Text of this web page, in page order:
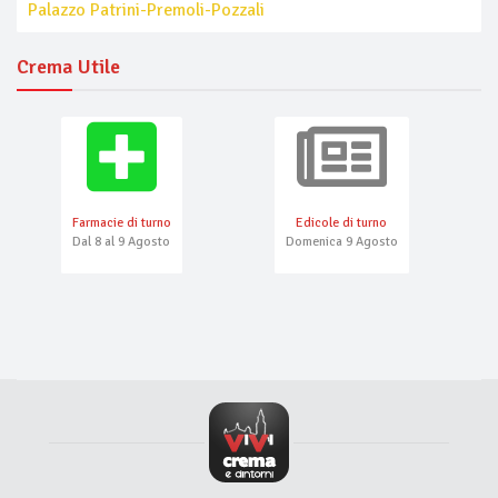
Palazzo Patrini-Premoli-Pozzali
Crema Utile
Farmacie di turno
Dal 8 al 9 Agosto
Edicole di turno
Domenica 9 Agosto